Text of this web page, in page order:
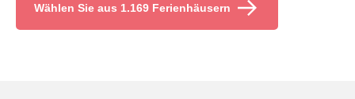
Wählen Sie aus 1.169 Ferienhäusern